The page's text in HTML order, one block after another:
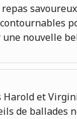
nouvelle
et
de ballades